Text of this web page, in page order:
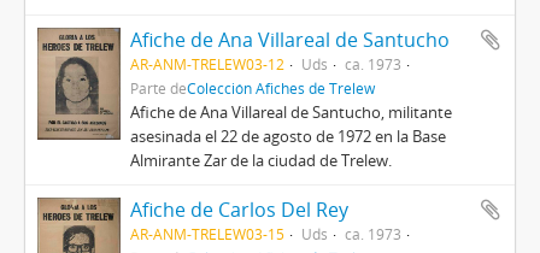
Afiche de Ana Villareal de Santucho
AR-ANM-TRELEW03-12 Uds
ca. 1973
Parte deColección Afiches de Trelew
Afiche de Ana Villareal de Santucho, militante
asesinada el 22 de agosto de 1972 en la Base
Almirante Zar de la ciudad de Trelew.
Afiche de Carlos Del Rey
AR-ANM-TRELEW03-15 Uds
ca. 1973